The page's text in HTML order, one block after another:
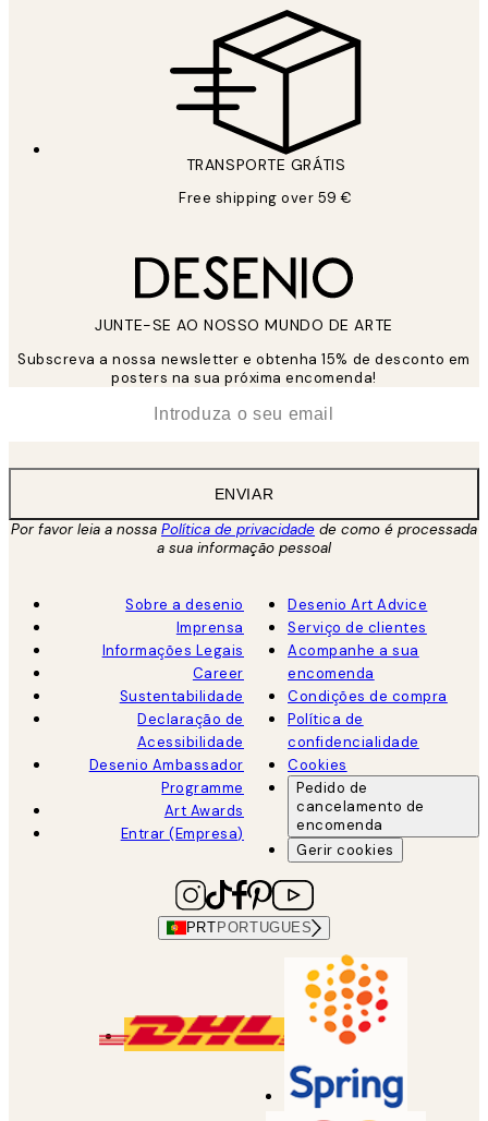
TRANSPORTE GRÁTIS
Free shipping over 59 €
JUNTE-SE AO NOSSO MUNDO DE ARTE
Subscreva a nossa newsletter e obtenha 15% de desconto em
posters na sua próxima encomenda!
ENVIAR
Por favor leia a nossa Política de privacidade de como é processada
a sua informação pessoal
Sobre a desenio
Imprensa
Informações Legais
Career
Sustentabilidade
Declaração de
Acessibilidade
Desenio Ambassador
Programme
Art Awards
Entrar (Empresa)
Desenio Art Advice
Serviço de clientes
Acompanhe a sua
encomenda
Condições de compra
Política de
confidencialidade
Cookies
Pedido de
cancelamento de
encomenda
Gerir cookies
PRT PORTUGUES